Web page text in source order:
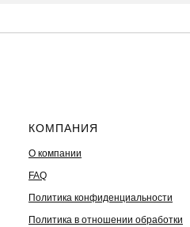
КОМПАНИЯ
О компании
FAQ
Политика конфиденциальности
Политика в отношении обработки